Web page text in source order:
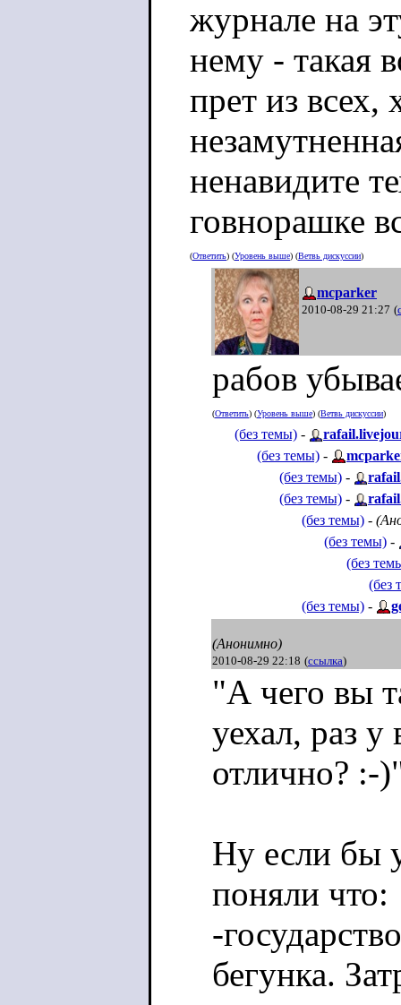
журнале на
нему - такая
прет из всех,
ненавидите
говнорашке
(Ответить) (Уровень выше) (Ветвь дискуссии)
mcparker
2010-08-29 21:27 (
рабов
(Ответить) (Уровень выше) (Ветвь дискуссии)
(без темы) -
(без темы) -
(без темы) -
(без темы) -
(без темы) -
(без темы) -
(без
(без
(без темы) -
(Анонимно)
2010-08-29 22:18 (ссылка)
"А чего вы
уехал, раз у
отлично? :-
Ну если бы
поняли что:
-
бегунка.